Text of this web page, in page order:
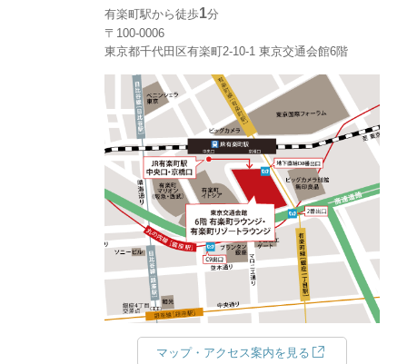
有楽町駅から徒歩1分
〒100-0006
東京都千代田区有楽町2-10-1 東京交通会館6階
マップ・アクセス案内を見る